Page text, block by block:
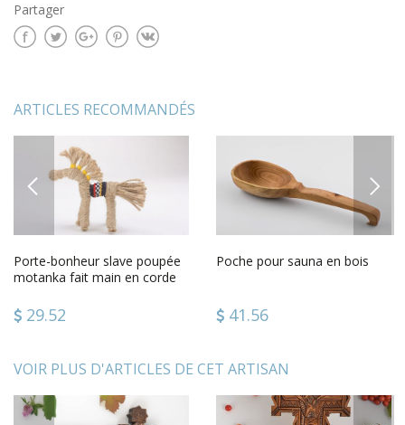
Partager
ARTICLES RECOMMANDÉS
PREVIOUS
Porte-bonheur slave poupée
motanka fait main en corde
29.52
Poche pour sauna en bois
41.56
NEXT
VOIR PLUS D'ARTICLES DE CET ARTISAN